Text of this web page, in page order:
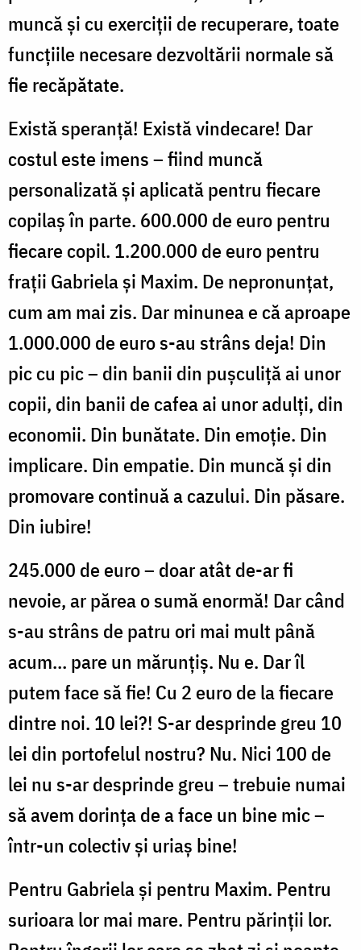
muncă și cu exerciții de recuperare, toate
funcțiile necesare dezvoltării normale să
fie recăpătate.
Există speranță! Există vindecare! Dar
costul este imens – fiind muncă
personalizată și aplicată pentru fiecare
copilaș în parte. 600.000 de euro pentru
fiecare copil. 1.200.000 de euro pentru
frații Gabriela și Maxim. De nepronunțat,
cum am mai zis. Dar minunea e că aproape
1.000.000 de euro s-au strâns deja! Din
pic cu pic – din banii din pușculiță ai unor
copii, din banii de cafea ai unor adulți, din
economii. Din bunătate. Din emoție. Din
implicare. Din empatie. Din muncă și din
promovare continuă a cazului. Din păsare.
Din iubire!
245.000 de euro – doar atât de-ar fi
nevoie, ar părea o sumă enormă! Dar când
s-au strâns de patru ori mai mult până
acum… pare un mărunțiș. Nu e. Dar îl
putem face să fie! Cu 2 euro de la fiecare
dintre noi. 10 lei?! S-ar desprinde greu 10
lei din portofelul nostru? Nu. Nici 100 de
lei nu s-ar desprinde greu – trebuie numai
să avem dorința de a face un bine mic –
într-un colectiv și uriaș bine!
Pentru Gabriela și pentru Maxim. Pentru
surioara lor mai mare. Pentru părinții lor.